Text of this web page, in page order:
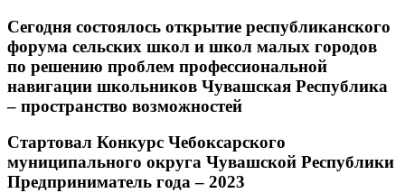
Сегодня состоялось открытие республиканского
форума сельских школ и школ малых городов
по решению проблем профессиональной
навигации школьников Чувашская Республика
– пространство возможностей
Стартовал Конкурс Чебоксарского
муниципального округа Чувашской Республики
Предприниматель года – 2023